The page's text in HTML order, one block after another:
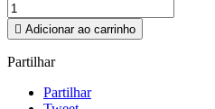
 Adicionar ao carrinho
Partilhar
Partilhar